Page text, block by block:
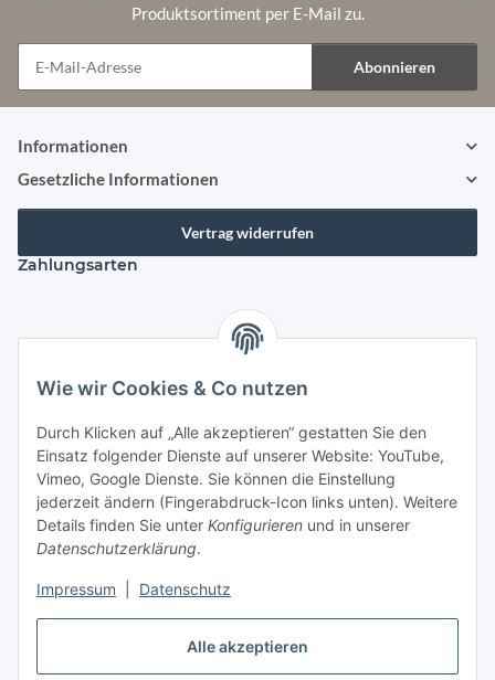
Alle akzeptieren
Wie wir Cookies & Co nutzen
Durch Klicken auf „Alle akzeptieren“ gestatten Sie den
Einsatz folgender Dienste auf unserer Website: YouTube,
Vimeo, Google Dienste. Sie können die Einstellung
jederzeit ändern (Fingerabdruck-Icon links unten). Weitere
Details finden Sie unter Konfigurieren und in unserer
Datenschutzerklärung.
Impressum Datenschutz
Produktsortiment per E-Mail zu.
Abonnieren
Informationen
Gesetzliche Informationen
Vertrag widerrufen
Zahlungsarten
Versandarten
Kontakt
Mayaadi Home
Max-Planck-Str. 34
61184 Karben
Deutschland
Telefon: +49-6039-938080